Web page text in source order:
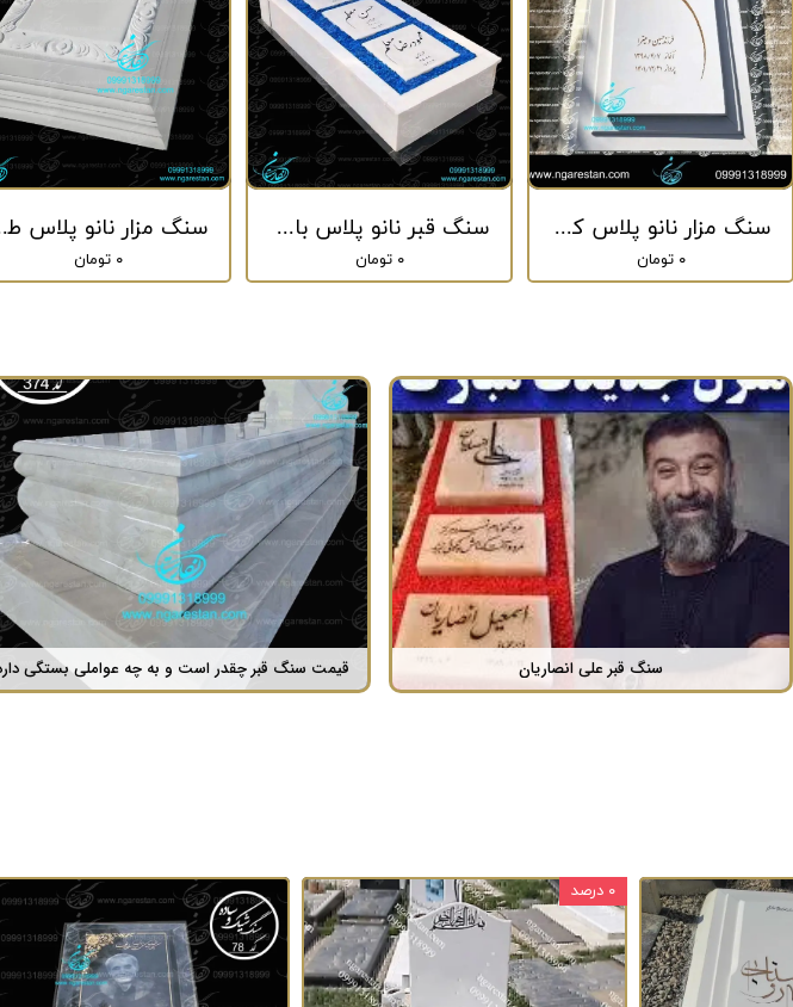
سنگ مزار
۰ تومان
سنگ قبر نانو پلاس باغچه ایی کد 109
۰ تومان
سنگ مزار نانو پلاس کد 205
۰ تومان
۰ درصد